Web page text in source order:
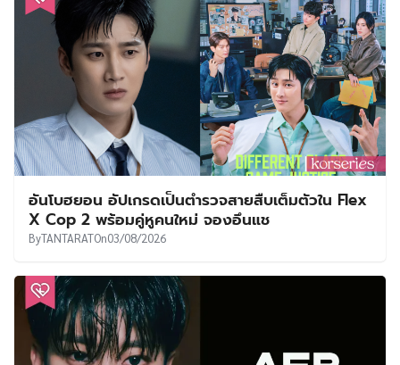
อันโบฮยอน อัปเกรดเป็นตำรวจสายสืบเต็มตัวใน Flex
X Cop 2 พร้อมคู่หูคนใหม่ จองอึนแช
ByTANTARATOn03/08/2026